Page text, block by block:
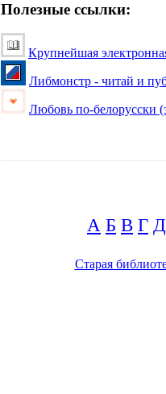
Полезные ссылки:
Крупнейшая
Либмонстр - читай и
Любовь по-белорусски
А Б В Г Д
Старая